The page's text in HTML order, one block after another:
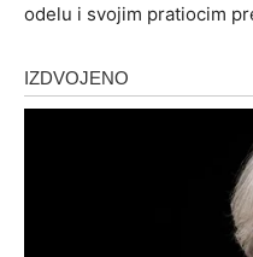
odelu i svojim pratiocim